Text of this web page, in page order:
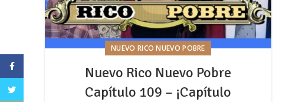
NUEVO RICO NUEVO POBRE
Nuevo Rico Nuevo Pobre
Capítulo 109 – ¡Capítulo